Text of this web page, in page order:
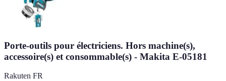
Porte-outils pour électriciens. Hors machine(s),
accessoire(s) et consommable(s) - Makita E-05181
Rakuten FR